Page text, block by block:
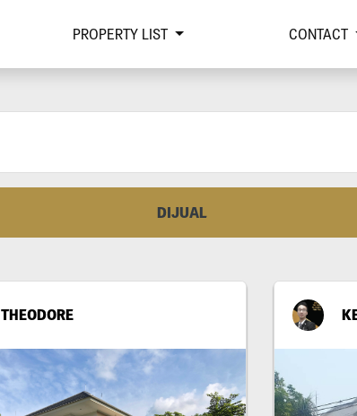
PROPERTY LIST CONTACT
DIJUAL
THEODORE